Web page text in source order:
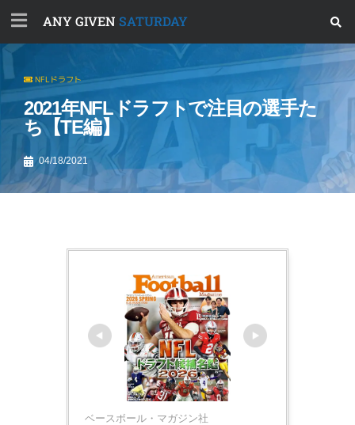
ANY GIVEN SATURDAY
NFLドラフト
2021年NFLドラフトで注目の選手た
ち【TE編】
04/18/2021
ベースボール・マガジン社